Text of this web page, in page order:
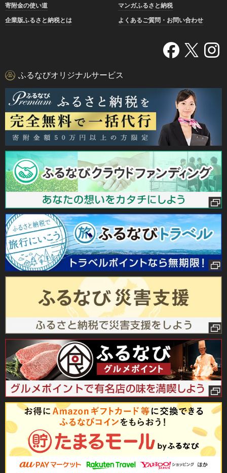
寄附金の使い道
マンガふるさと納税
企業版ふるさと納税とは
よくあるご質問・お問い合わせ
ふるなびオリジナルサービス